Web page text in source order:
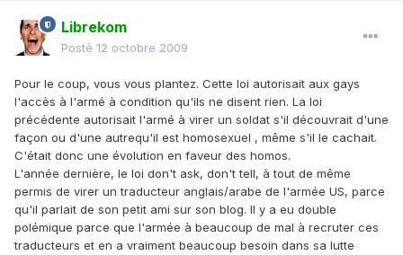
Librekom
Posté 12 octobre 2009
Pour le coup, vous vous plantez. Cette loi autorisait aux gays
l'accès à l'armé à condition qu'ils ne disent rien. La loi
précédente autorisait l'armé à virer un soldat s'il découvrait d'une
façon ou d'une autrequ'il est homosexuel , même s'il le cachait.
C'était donc une évolution en faveur des homos.
L'année dernière, le loi don't ask, don't tell, à tout de même
permis de virer un traducteur anglais/arabe de l'armée US, parce
qu'il parlait de son petit ami sur son blog. Il y a eu double
polémique parce que l'armée à beaucoup de mal à recruter ces
traducteurs et en a vraiment beaucoup besoin dans sa lutte